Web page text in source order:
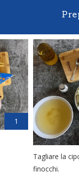
1
Tagliare la
finocchi.